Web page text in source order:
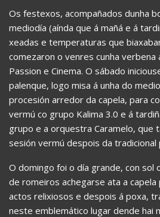
Os festexos, acompañados dunha
mediodía (aínda que á mañá e á
xeadas e temperaturas que
comezaron o venres cunha
Passion e Cinema. O sábado
palenque, logo misa á unha do
procesión arredor da capela, para
vermú co grupo Kalima 3.0 e á
grupo e a orquestra Caramelo, que
sesión vermú despois da tradicional
O domingo foi o día grande, con sol
de romeiros achegarse ata a
actos relixiosos e despois á poxa,
neste emblemático lugar dende hai